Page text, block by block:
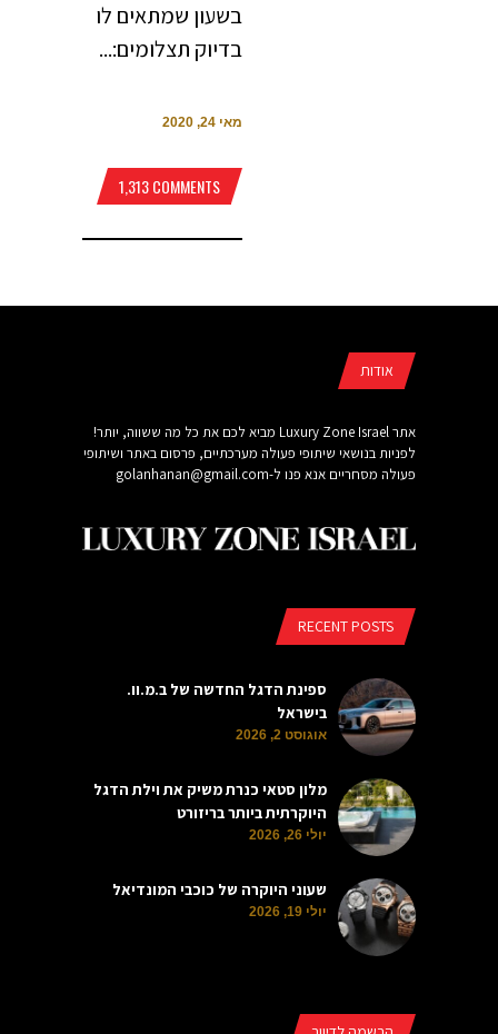
בשעון שמתאים לו
בדיוק תצלומים:...
מאי 24, 2020
1,313 COMMENTS
אודות
אתר Luxury Zone Israel מביא לכם את כל מה ששווה, יותר!
לפניות בנושאי שיתופי פעולה מערכתיים, פרסום באתר ושיתופי
פעולה מסחריים אנא פנו ל-golanhanan@gmail.com
RECENT POSTS
ספינת הדגל החדשה של ב.מ.וו.
בישראל
אוגוסט 2, 2026
מלון סטאי כנרת משיק את וילת הדגל
היוקרתית ביותר בריזורט
יולי 26, 2026
שעוני היוקרה של כוכבי המונדיאל
יולי 19, 2026